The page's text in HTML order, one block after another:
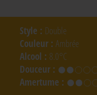
Style : Double
Couleur : Ambrée
Alcool : 8.0°C
Douceur :
Amertume :